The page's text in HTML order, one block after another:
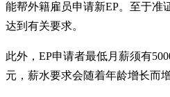
能帮外籍雇员申请新EP。至于准
达到有关要求。
此外，EP申请者最低月薪须有
元，薪水要求会随着年龄增长而增